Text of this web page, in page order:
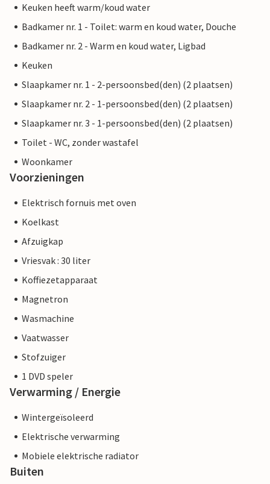
Keuken heeft warm/koud water
Badkamer nr. 1 - Toilet: warm en koud water, Douche
Badkamer nr. 2 - Warm en koud water, Ligbad
Keuken
Slaapkamer nr. 1 - 2-persoonsbed(den) (2 plaatsen)
Slaapkamer nr. 2 - 1-persoonsbed(den) (2 plaatsen)
Slaapkamer nr. 3 - 1-persoonsbed(den) (2 plaatsen)
Toilet - WC, zonder wastafel
Woonkamer
Voorzieningen
Elektrisch fornuis met oven
Koelkast
Afzuigkap
Vriesvak : 30 liter
Koffiezetapparaat
Magnetron
Wasmachine
Vaatwasser
Stofzuiger
1 DVD speler
Verwarming / Energie
Wintergeïsoleerd
Elektrische verwarming
Mobiele elektrische radiator
Buiten